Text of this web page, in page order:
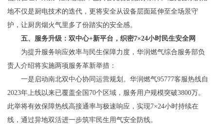
地不仅是厨电技术的迭代，更将安全从设备层面延伸至全场景守
护，让厨房烟火气里多了份踏实的安全感。
五、服务升级：双中心+新平台，织密7×24小时民生安全网
为提升服务响应效率与民生保障力度， 华润燃气综合服务部负
责人介绍将实施两项服务革新举措：
一是启动南北双中心协同运营规划。华润燃气95777客服热线自
2023年上线以来已覆盖全国70个区域，服务用户规模突破3800万。
此举将有效保障热线高接通率与极速响应，实现7×24小时持续在
线，通过异地双活进一步筑牢民生用气安全防线。